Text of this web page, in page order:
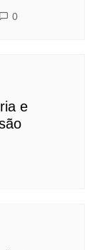
0
e